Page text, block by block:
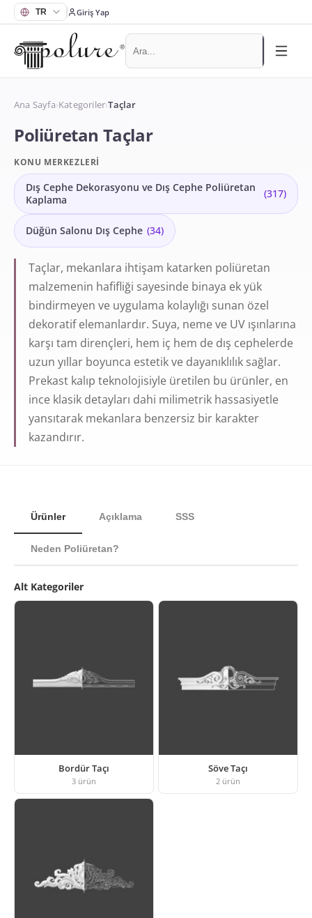
Giriş Yap
Ana Sayfa›Kategoriler›Taçlar
Poliüretan Taçlar
KONU MERKEZLERI
Dış Cephe Dekorasyonu ve Dış Cephe Poliüretan
Kaplama
(317)
Düğün Salonu Dış Cephe (34)
Taçlar, mekanlara ihtişam katarken poliüretan
malzemenin hafifliği sayesinde binaya ek yük
bindirmeyen ve uygulama kolaylığı sunan özel
dekoratif elemanlardır. Suya, neme ve UV ışınlarına
karşı tam dirençleri, hem iç hem de dış cephelerde
uzun yıllar boyunca estetik ve dayanıklılık sağlar.
Prekast kalıp teknolojisiyle üretilen bu ürünler, en
ince klasik detayları dahi milimetrik hassasiyetle
yansıtarak mekanlara benzersiz bir karakter
kazandırır.
Ürünler Açıklama SSS
Neden Poliüretan?
Alt Kategoriler
Bordür Taçı
3 ürün
Söve Taçı
2 ürün